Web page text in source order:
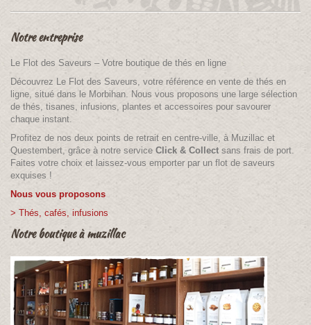
Notre entreprise
Le Flot des Saveurs – Votre boutique de thés en ligne
Découvrez Le Flot des Saveurs, votre référence en vente de thés en
ligne, situé dans le Morbihan. Nous vous proposons une large sélection
de thés, tisanes, infusions, plantes et accessoires pour savourer
chaque instant.
Profitez de nos deux points de retrait en centre-ville, à Muzillac et
Questembert, grâce à notre service Click & Collect sans frais de port.
Faites votre choix et laissez-vous emporter par un flot de saveurs
exquises !
Nous vous proposons
> Thés, cafés, infusions
Notre boutique à muzillac